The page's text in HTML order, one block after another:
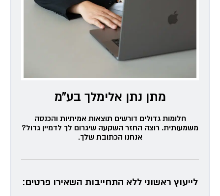
מתן נתן אלימלך בע״מ
חלומות גדולים דורשים תוצאות אמיתיות והכנסה
משמעותית. רוצה החזר השקעה שיגרום לך לדמיין גדול?
אנחנו הכתובת שלך.
לייעוץ ראשוני ללא התחייבות השאירו פרטים: